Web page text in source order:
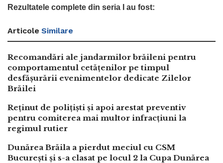
Rezultatele complete din seria I au fost:
Articole Similare
Recomandări ale jandarmilor brăileni pentru
comportamentul cetățenilor pe timpul
desfășurării evenimentelor dedicate Zilelor
Brăilei
Reținut de polițiști și apoi arestat preventiv
pentru comiterea mai multor infracțiuni la
regimul rutier
Dunărea Brăila a pierdut meciul cu CSM
București și s-a clasat pe locul 2 la Cupa Dunărea